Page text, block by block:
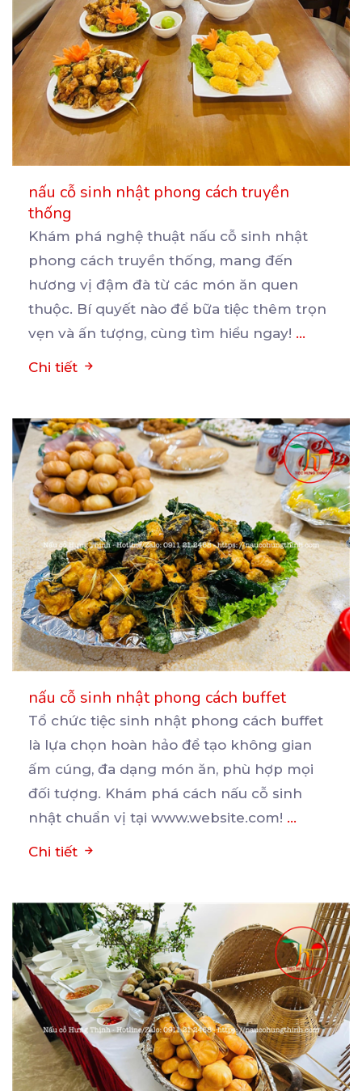
nấu cỗ sinh nhật phong cách truyền
thống
Khám phá nghệ thuật nấu cỗ sinh nhật
phong cách truyền thống, mang đến
hương vị đậm đà từ các món ăn quen
thuộc. Bí quyết nào để bữa tiệc thêm trọn
vẹn và ấn tượng, cùng tìm hiểu ngay! ...
Chi tiết
nấu cỗ sinh nhật phong cách buffet
Tổ chức tiệc sinh nhật phong cách buffet
là lựa chọn hoàn hảo để tạo không gian
ấm cúng, đa dạng món ăn, phù hợp mọi
đối tượng. Khám phá cách nấu cỗ sinh
nhật chuẩn vị tại www.website.com! ...
Chi tiết